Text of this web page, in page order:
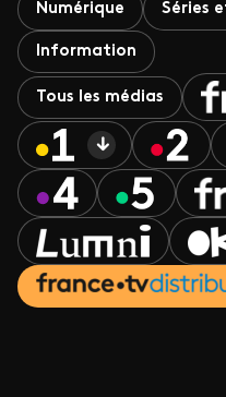
Numérique Séries
Information
Tous les médias